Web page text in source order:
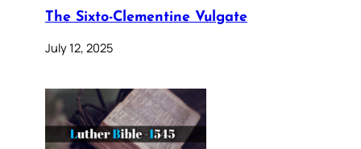
The Sixto-Clementine Vulgate
July 12, 2025